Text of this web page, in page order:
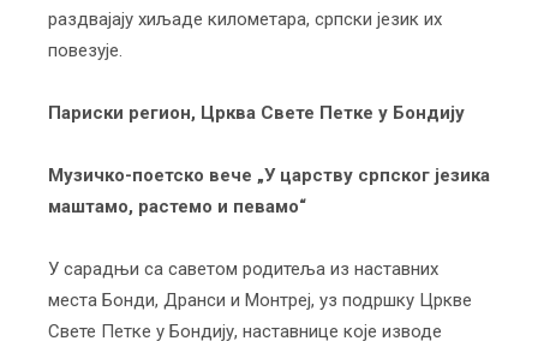
раздвајају хиљаде километара, српски језик их
повезује.
Париски регион, Црква Свете Петке у Бондију
Музичко-поетско вече „У царству српског језика
маштамо, растемо и певамо“
У сарадњи са саветом родитеља из наставних
места Бонди, Дранси и Монтреј, уз подршку Цркве
Свете Петке у Бондију, наставнице које изводе